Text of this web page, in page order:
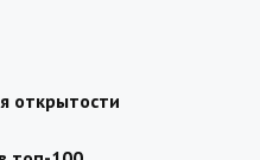
открытости